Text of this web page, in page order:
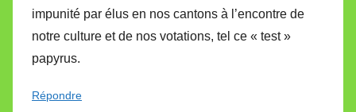
impunité par élus en nos cantons à l’encontre de
notre culture et de nos votations, tel ce « test »
papyrus.
Répondre